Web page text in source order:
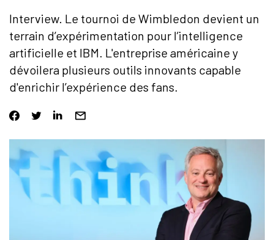
Interview. Le tournoi de Wimbledon devient un
terrain d’expérimentation pour l’intelligence
artificielle et IBM. L'entreprise américaine y
dévoilera plusieurs outils innovants capable
d'enrichir l’expérience des fans.